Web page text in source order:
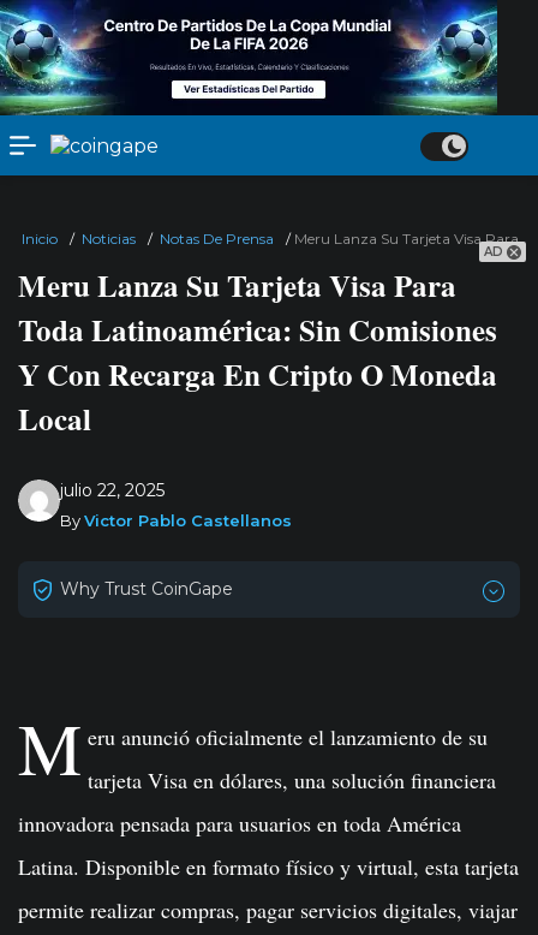
AD
Inicio / Noticias / Notas De Prensa / Meru Lanza Su Tarjeta Visa Para
Meru Lanza Su Tarjeta Visa Para
Toda Latinoamérica: Sin Comisiones
Y Con Recarga En Cripto O Moneda
Local
julio 22, 2025
ByVictor Pablo Castellanos
Why Trust CoinGape
M eru anunció oficialmente el lanzamiento de su
tarjeta Visa en dólares, una solución financiera
innovadora pensada para usuarios en toda América
Latina. Disponible en formato físico y virtual, esta tarjeta
permite realizar compras, pagar servicios digitales, viajar